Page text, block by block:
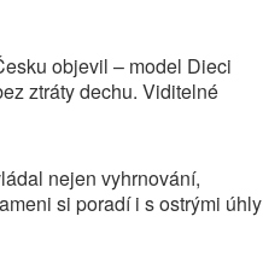
objevil – model Dieci
ztráty dechu. Viditelné
nejen vyhrnování,
si poradí i s ostrými úhly